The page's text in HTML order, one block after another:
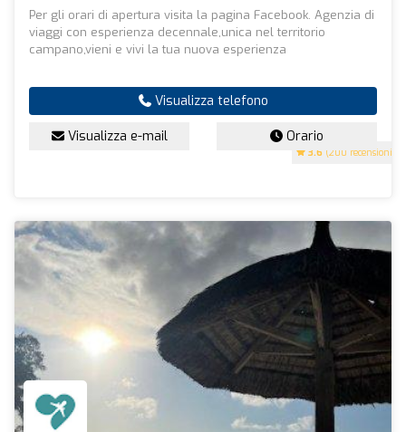
3.6 (200 recensioni)
Per gli orari di apertura visita la pagina Facebook. Agenzia di
viaggi con esperienza decennale,unica nel territorio
campano,vieni e vivi la tua nuova esperienza
Visualizza telefono
Visualizza e-mail Orario